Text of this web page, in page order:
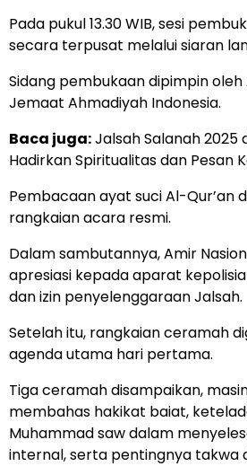
Pada pukul 13.30 WIB, sesi
secara terpusat melalui siaran
Sidang pembukaan dipimpin oleh
Jemaat Ahmadiyah Indonesia.
Baca juga:Jalsah Salanah 2025
Hadirkan Spiritualitas dan Pesan
Pembacaan ayat suci Al-Qur’an
rangkaian acara resmi.
Dalam sambutannya, Amir
apresiasi kepada aparat
dan izin penyelenggaraan Jalsah.
Setelah itu, rangkaian ceramah
agenda utama hari pertama.
Tiga ceramah disampaikan,
membahas hakikat baiat,
Muhammad saw dalam
internal, serta pentingnya takwa